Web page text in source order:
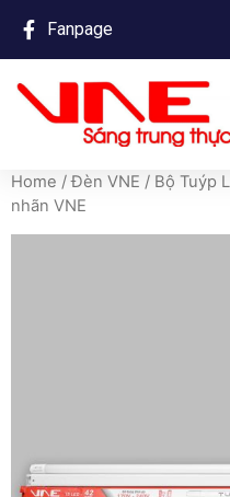
Fanpage
Home /Đèn VNE / Bộ Tuýp
nhãn VNE